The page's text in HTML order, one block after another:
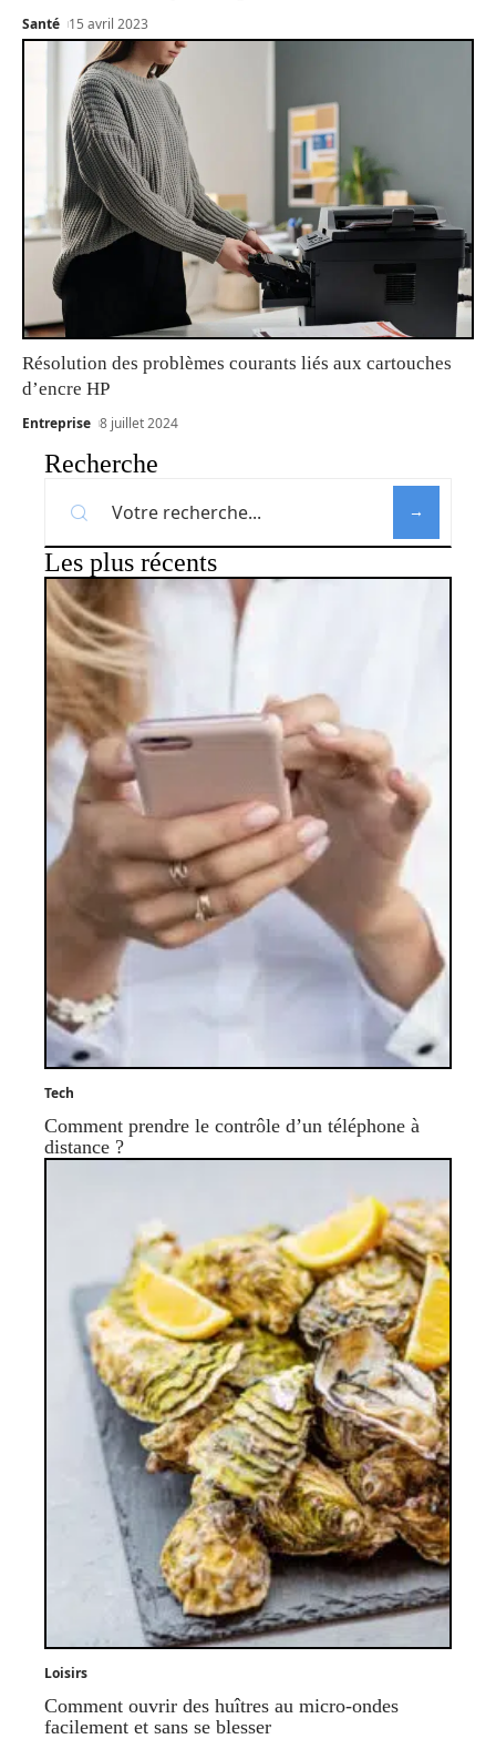
Santé 15 avril 2023
Résolution des problèmes courants liés aux cartouches
d’encre HP
Entreprise 8 juillet 2024
Recherche
Les plus récents
Tech
Comment prendre le contrôle d’un téléphone à
distance ?
Loisirs
Comment ouvrir des huîtres au micro-ondes
facilement et sans se blesser